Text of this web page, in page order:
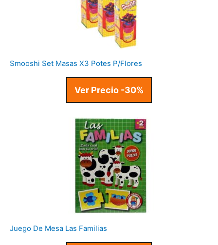
Smooshi Set Masas X3 Potes P/Flores
Ver Precio -30%
Juego De Mesa Las Familias